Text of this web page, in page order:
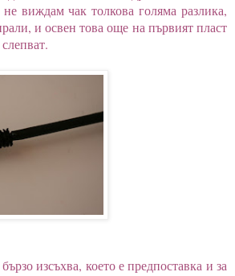
виждам чак толкова голяма разлика,
и освен това още на първият пласт
изсъхва, което е предпоставка и за